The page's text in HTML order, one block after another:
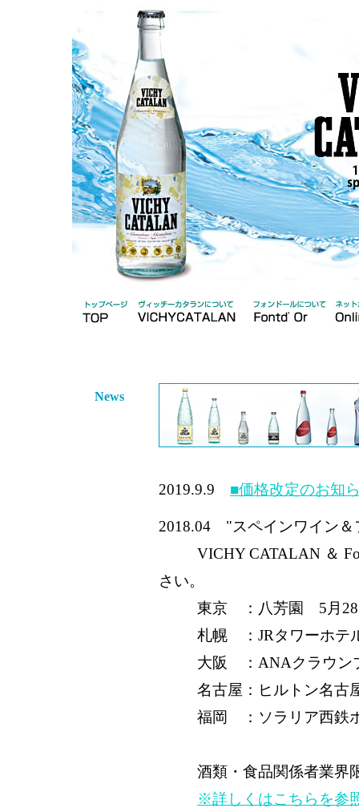
News
2019.9.9 ■価格改定のお知
2018.04 "スペインワイン＆
VICHY CATALAN ＆
さい。
東京 ：八芳園 5月28
札幌 ：JRタワーホテ
大阪 ：ANAクラウン
名古屋：ヒルトン名
福岡 ：ソラリア西鉄
酒類・食品関係者業界
※詳しくはこちらを参